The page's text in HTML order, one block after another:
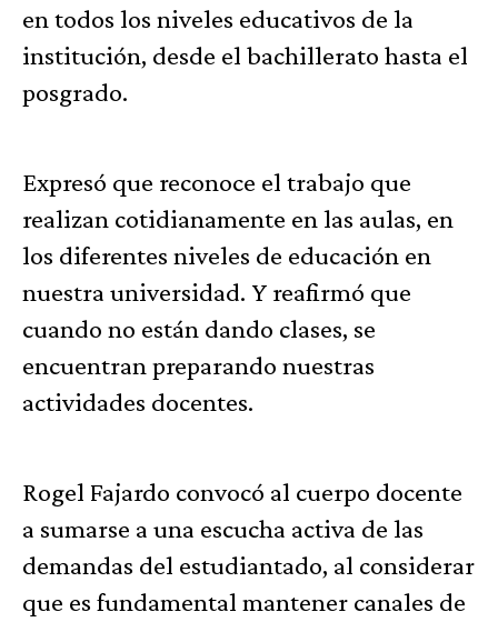
en todos los niveles educativos de la
institución, desde el bachillerato hasta el
posgrado.
Expresó que reconoce el trabajo que
realizan cotidianamente en las aulas, en
los diferentes niveles de educación en
nuestra universidad. Y reafirmó que
cuando no están dando clases, se
encuentran preparando nuestras
actividades docentes.
Rogel Fajardo convocó al cuerpo docente
a sumarse a una escucha activa de las
demandas del estudiantado, al considerar
que es fundamental mantener canales de